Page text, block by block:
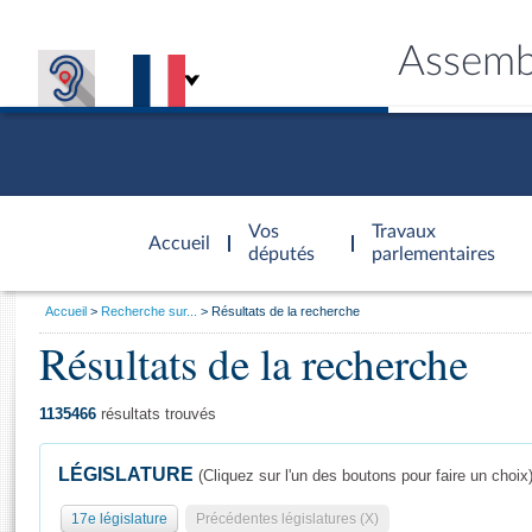
Accueil
d'accueil
Vos
députés
Travaux
parlementaires
Général
Vous
Accueil Recherche sur... Résultats de la recherche
Résultats de la recherche
1135466 résultats trouvés
LÉGISLATURE (Cliquez sur l'un des boutons pour faire un choix)
17e législature Précédentes législatures (X)